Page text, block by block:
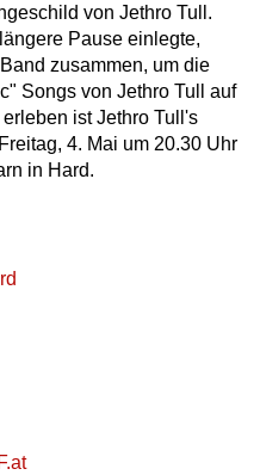
von Jethro Tull.
Pause einlegte,
zusammen, um die
Songs von Jethro Tull auf
ist Jethro Tull's
4. Mai um 20.30 Uhr
in Hard.